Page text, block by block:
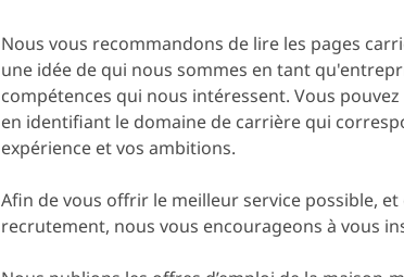
Nous vous recommandons de lire les pages
une idée de qui nous sommes en tant
compétences qui nous intéressent. Vous
en identifiant le domaine de carrière qui
expérience et vos ambitions.
Afin de vous offrir le meilleur service possible,
recrutement, nous vous encourageons à vous